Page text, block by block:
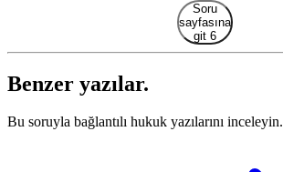
Soru
sayfasına
git 6
Benzer yazılar.
Bu soruyla bağlantılı hukuk yazılarını inceleyin.